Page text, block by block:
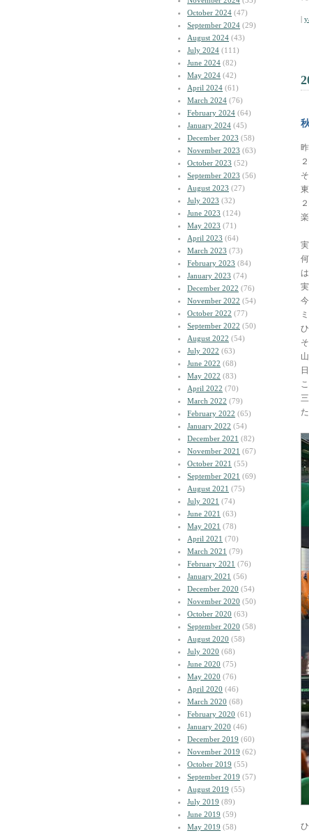
October 2024 (47)
September 2024 (29)
August 2024 (43)
July 2024 (111)
June 2024 (82)
May 2024 (42)
April 2024 (61)
March 2024 (76)
February 2024 (64)
January 2024 (45)
December 2023 (58)
November 2023 (63)
October 2023 (52)
September 2023 (56)
August 2023 (27)
July 2023 (32)
June 2023 (124)
May 2023 (71)
April 2023 (64)
March 2023 (73)
February 2023 (84)
January 2023 (74)
December 2022 (76)
November 2022 (54)
October 2022 (77)
September 2022 (50)
August 2022 (54)
July 2022 (63)
June 2022 (68)
May 2022 (83)
April 2022 (70)
March 2022 (79)
February 2022 (65)
January 2022 (54)
December 2021 (82)
November 2021 (67)
October 2021 (55)
September 2021 (69)
August 2021 (75)
July 2021 (74)
June 2021 (63)
May 2021 (78)
April 2021 (70)
March 2021 (79)
February 2021 (76)
January 2021 (56)
December 2020 (54)
November 2020 (50)
October 2020 (63)
September 2020 (58)
August 2020 (58)
July 2020 (68)
June 2020 (75)
May 2020 (76)
April 2020 (46)
March 2020 (68)
February 2020 (61)
January 2020 (46)
December 2019 (60)
November 2019 (62)
October 2019 (55)
September 2019 (57)
August 2019 (55)
July 2019 (89)
June 2019 (59)
May 2019 (58)
|